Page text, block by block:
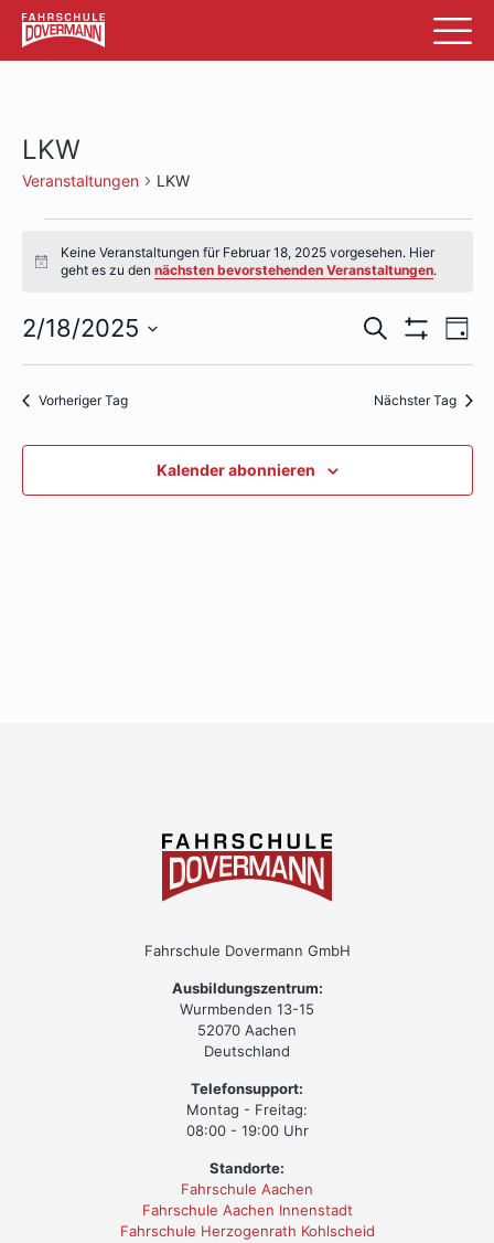
LKW
Veranstaltungen LKW
Veranstaltungen
für
Februar
18,
2025
Hinweis
Keine Veranstaltungen für Februar 18, 2025 vorgesehen. Hier
geht es zu dennächsten bevorstehenden Veranstaltungen.
Suche
und
Suche
Anzeigen
Tag
2/18/2025
Vorheriger Tag Nächster Tag
Kalender abonnieren
Fahrschule Dovermann GmbH
Ausbildungszentrum:
Wurmbenden 13-15
52070 Aachen
Deutschland
Telefonsupport:
Montag - Freitag:
08:00 - 19:00 Uhr
Standorte:
Fahrschule Aachen
Fahrschule Aachen Innenstadt
Fahrschule Herzogenrath Kohlscheid